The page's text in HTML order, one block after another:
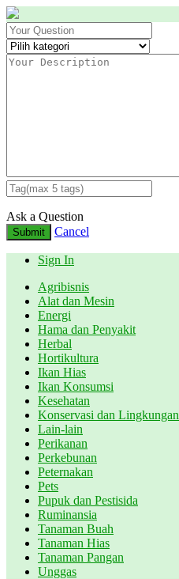
Ask a Question
Submit Cancel
Sign In
Agribisnis
Alat dan Mesin
Energi
Hama dan Penyakit
Herbal
Hortikultura
Ikan Hias
Ikan Konsumsi
Kesehatan
Konservasi dan Lingkungan
Lain-lain
Perikanan
Perkebunan
Peternakan
Pets
Pupuk dan Pestisida
Ruminansia
Tanaman Buah
Tanaman Hias
Tanaman Pangan
Unggas